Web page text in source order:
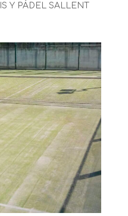
Y PÁDEL SALLENT